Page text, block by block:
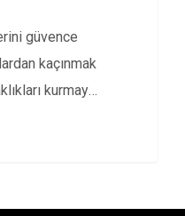
güvence
kaçınmak
kurmaya